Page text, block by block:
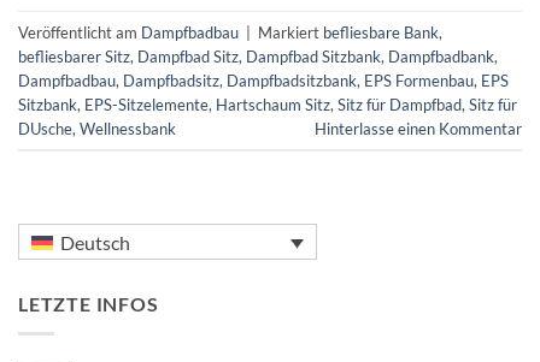
Veröffentlicht am Dampfbadbau Markiert befliesbare Bank,
befliesbarer Sitz, Dampfbad Sitz, Dampfbad Sitzbank, Dampfbadbank,
Dampfbadbau, Dampfbadsitz, Dampfbadsitzbank, EPS Formenbau, EPS
Sitzbank, EPS-Sitzelemente, Hartschaum Sitz, Sitz für Dampfbad, Sitz für
DUsche, Wellnessbank Hinterlasse einen Kommentar
Deutsch
LETZTE INFOS